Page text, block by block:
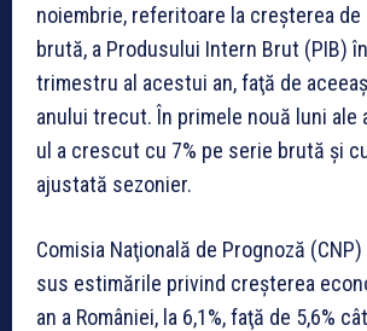
noiembrie, referitoare la creşterea de
brută, a Produsului Intern Brut (PIB)
trimestru al acestui an, faţă de
anului trecut. În primele nouă luni ale
ul a crescut cu 7% pe serie brută şi
ajustată sezonier.
Comisia Naţională de Prognoză
sus estimările privind creşterea
an a României, la 6,1%, faţă de 5,6%